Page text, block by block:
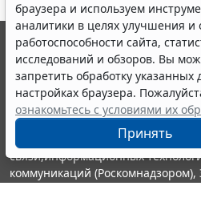
браузера и используем
аналитики в целях улучшения и
работоспособности сайта,
исследований и обзоров. Вы
запретить обработку указанных
настройках браузера.
ознакомьтесь с условиями их
Принять
© ООО "НПП "ГАРАНТ-СЕРВИС",
выпускается с 1990 года.
являются участниками
информации ГАРАНТ.
Портал ГАРАНТ.РУ
издания Федеральной службой
связи,информационных
коммуникаций